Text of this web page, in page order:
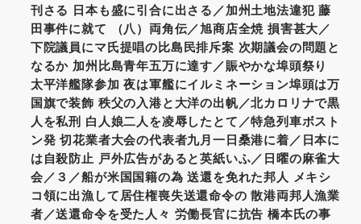
刊さる 日本も盛に引合に出さる／加州土地法違犯 藤
田事件に就て （八）両角伝／旭商店全焼 損害甚大／
下院議員にマ氏提唱の比島民排斥案 次期議会の問題と
なるか 加州比島青年五万に達す／賑やかな埠頭祭り
太平洋艦隊参加 夜は軍艦にイルミネーション埠頭は万
国旗で装飾 秩父の入港と大洋の出帆／北カロリナで黒
人を私刑 白人娘二人を凌辱したとて／特急列車ボスト
ン発 切花業者大会の代表者九月一日桑港に着／日本に
は自殺防止 戸外広告があると英紙いふ／日曜の麻雀大
会／３／船が米国国籍の為 送還を免れた邦人 メキシ
コ領に出漁して居住権喪失送還命令の 散港両邦人漁業
者／送還命令を受た人々 労働長官に抗告 橋本氏の事